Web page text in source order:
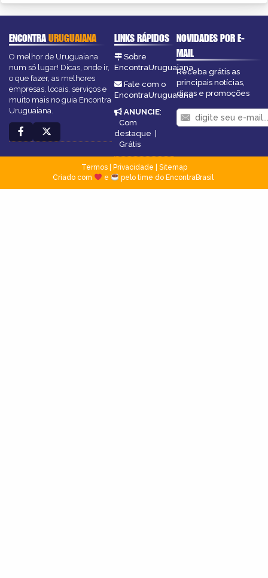
ENCONTRAURUGUAIANA
O melhor de Uruguaiana
num só lugar! Dicas, onde ir,
o que fazer, as melhores
empresas, locais, serviços e
muito mais no guia Encontra
Uruguaiana.
LINKS RÁPIDOS
Sobre
EncontraUruguaiana
Fale com o
EncontraUruguaiana
ANUNCIE:
Com
destaque |
Grátis
NOVIDADES POR E-
MAIL
Receba grátis as
principais notícias,
dicas e promoções
Termos| Privacidade
Sitemap
Criado com
e pelo time do EncontraBrasil